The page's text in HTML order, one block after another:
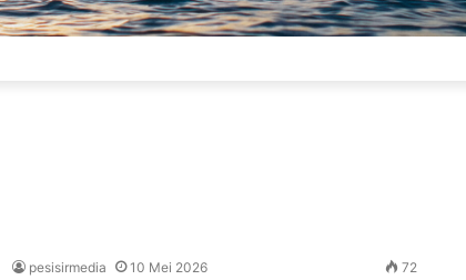
pesisirmedia 10 Mei 2026 72